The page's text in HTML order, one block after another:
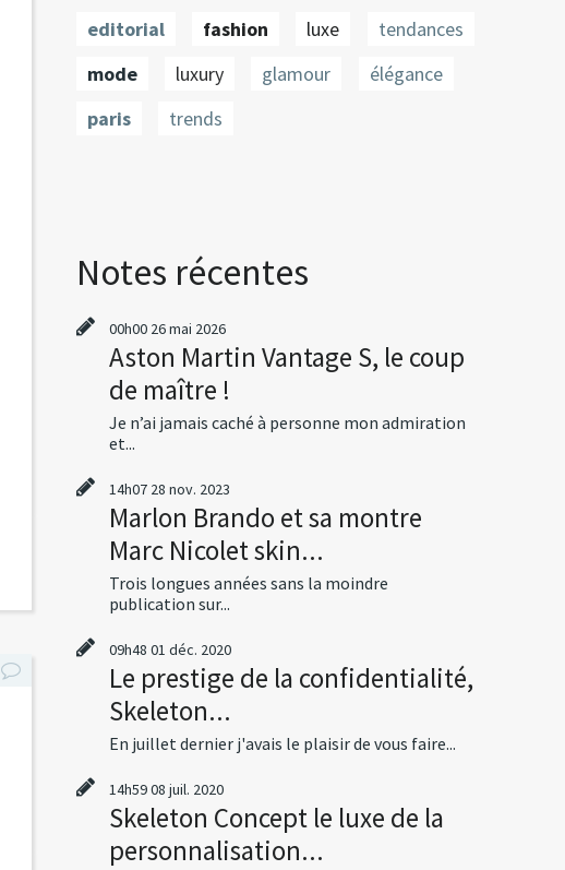
editorial fashion luxe
tendances
mode
luxury glamour
élégance
paris
trends
Notes récentes
00h00 26mai 2026
Aston Martin Vantage S, le coup
de maître !
Je n’ai jamais caché à personne mon admiration
et...
14h07 28 nov. 2023
Marlon Brando et sa montre
Marc Nicolet skin...
Trois longues années sans la moindre
publication sur...
09h48 01 déc. 2020
Le prestige de la confidentialité,
Skeleton...
En juillet dernier j'avais le plaisir de vous faire...
14h5908 juil. 2020
Skeleton Concept le luxe de la
personnalisation...